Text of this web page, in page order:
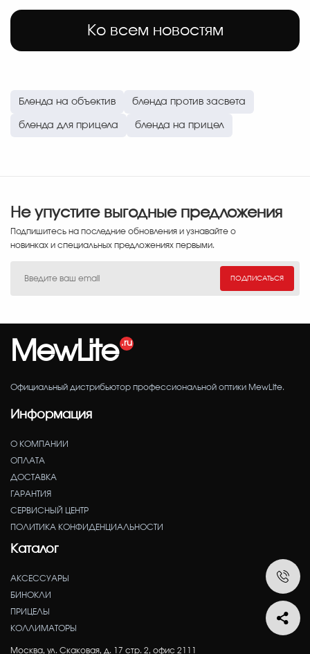
Ко всем новостям
Бленда на объектив бленда против засвета
бленда для прицела бленда на прицел
Не упустите выгодные предложения
Подпишитесь на последние обновления и узнавайте о
новинках и специальных предложениях первыми.
ПОДПИСАТЬСЯ
MewLite
Официальный дистрибьютор профессиональной оптики MewLite.
Информация
О КОМПАНИИ
ОПЛАТА
ДОСТАВКА
ГАРАНТИЯ
СЕРВИСНЫЙ ЦЕНТР
ПОЛИТИКА КОНФИДЕНЦИАЛЬНОСТИ
Каталог
АКСЕССУАРЫ
БИНОКЛИ
ПРИЦЕЛЫ
КОЛЛИМАТОРЫ
Москва, ул. Скаковая, д. 17 стр. 2, офис 2111